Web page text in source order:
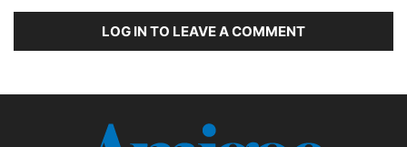
LOG IN TO LEAVE A COMMENT